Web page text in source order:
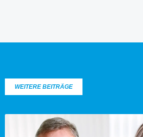
WEITERE BEITRÄGE